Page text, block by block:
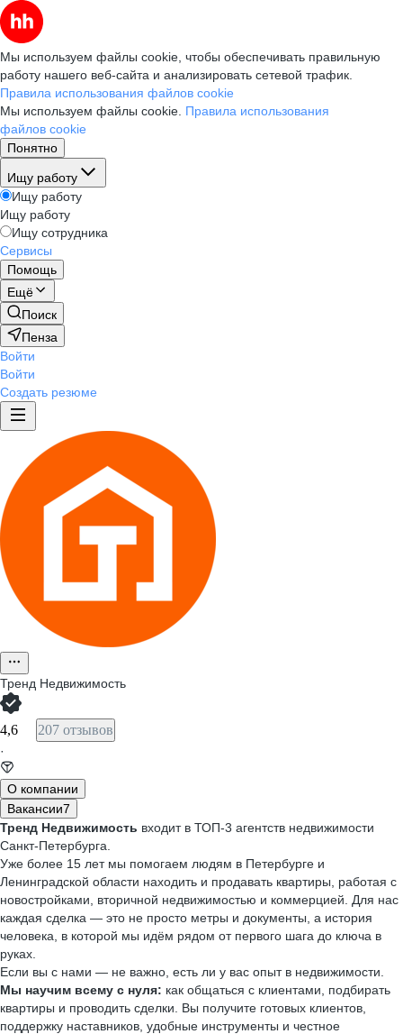
Мы используем файлы cookie, чтобы обеспечивать правильную
работу нашего веб-сайта и анализировать сетевой трафик.
Правила использования файлов cookie
Мы используем файлы cookie. Правила использования
файлов cookie
Понятно
Ищу работу
Ищу работу
Ищу работу
Ищу сотрудника
Сервисы
Помощь
Ещё
Поиск
Пенза
Войти
Войти
Создать резюме
Тренд Недвижимость
4,6 207 отзывов
·
О компании
Вакансии7
Тренд Недвижимость входит в ТОП-3 агентств недвижимости
Санкт-Петербурга.
Уже более 15 лет мы помогаем людям в Петербурге и
Ленинградской области находить и продавать квартиры, работая с
новостройками, вторичной недвижимостью и коммерцией. Для нас
каждая сделка — это не просто метры и документы, а история
человека, в которой мы идём рядом от первого шага до ключа в
руках.
Если вы с нами — не важно, есть ли у вас опыт в недвижимости.
Мы научим всему с нуля: как общаться с клиентами, подбирать
квартиры и проводить сделки. Вы получите готовых клиентов,
поддержку наставников, удобные инструменты и честное